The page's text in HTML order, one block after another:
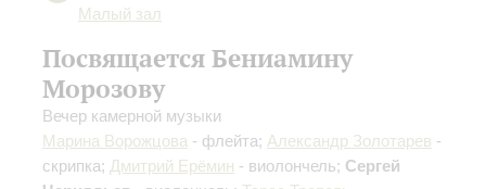
Малый зал
Посвящается Бениамину
Морозову
Вечер камерной музыки
Марина Ворожцова - флейта; Александр Золотарев -
скрипка; Дмитрий Ерёмин - виолончель; Сергей